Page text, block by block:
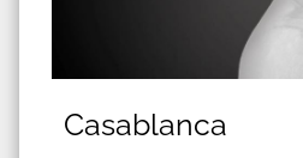
Casablanca